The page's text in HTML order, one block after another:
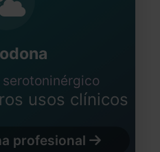
usos clínicos
profesional